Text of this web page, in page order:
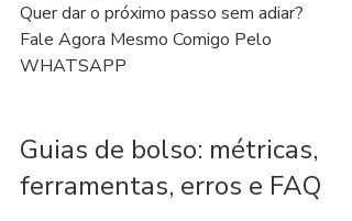
Quer dar o próximo passo sem adiar?
Fale Agora Mesmo Comigo Pelo
WHATSAPP
Guias de bolso: métricas,
ferramentas, erros e FAQ